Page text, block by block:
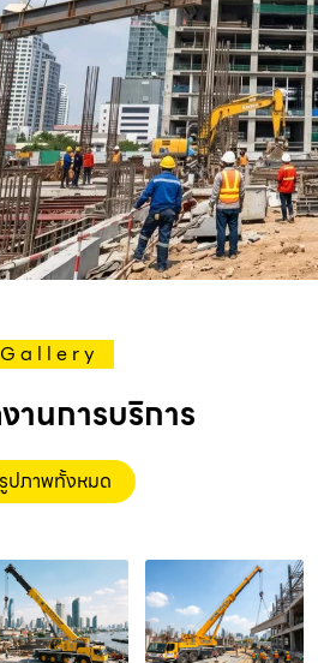
Gallery
านการบริการ
ปภาพทั้งหมด